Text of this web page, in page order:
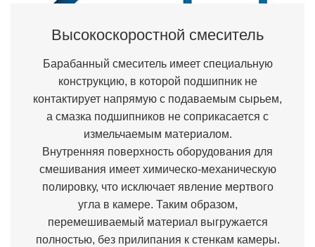
Высокоскоростной смеситель
Барабанный смеситель имеет специальную
конструкцию, в которой подшипник не
контактирует напрямую с подаваемым сырьем,
а смазка подшипников не соприкасается с
измельчаемым материалом.
Внутренняя поверхность оборудования для
смешивания имеет химическо-механическую
полировку, что исключает явление мертвого
угла в камере. Таким образом,
перемешиваемый материал выгружается
полностью, без прилипания к стенкам камеры.